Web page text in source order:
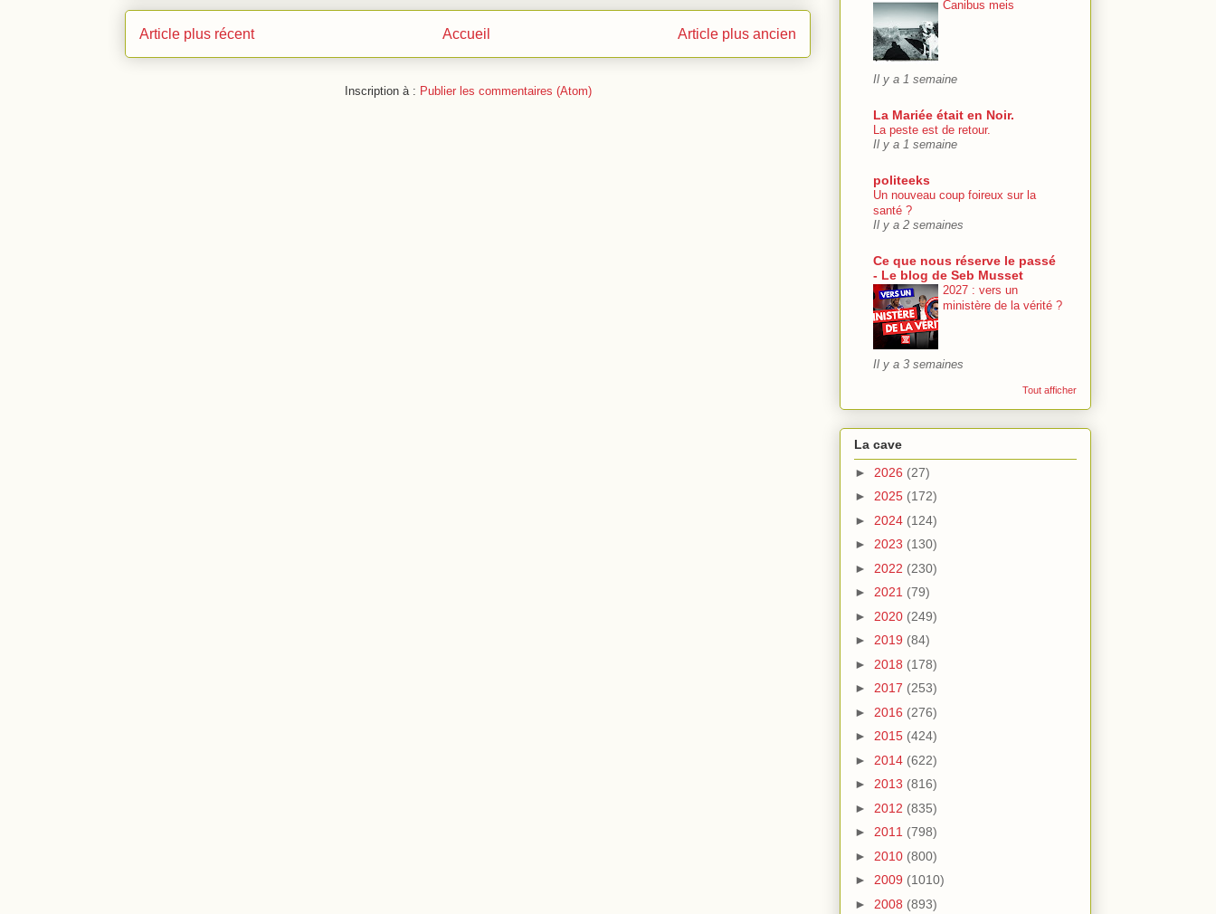
Article plus récent Article plus ancien
Accueil
Inscription à : Publier les commentaires (Atom)
Canibus meis
Il y a 1 semaine
La Mariée était en Noir.
La peste est de retour.
Il y a 1 semaine
politeeks
Un nouveau coup foireux sur la
santé ?
Il y a 2 semaines
Ce que nous réserve le passé
- Le blog de Seb Musset
2027 : vers un
ministère de la vérité ?
Il y a 3 semaines
Tout afficher
La cave
► 2026 (27)
► 2025 (172)
► 2024 (124)
► 2023 (130)
► 2022 (230)
► 2021 (79)
► 2020 (249)
► 2019 (84)
► 2018 (178)
► 2017 (253)
► 2016 (276)
► 2015 (424)
► 2014 (622)
► 2013 (816)
► 2012 (835)
► 2011 (798)
► 2010 (800)
► 2009 (1010)
► 2008 (893)